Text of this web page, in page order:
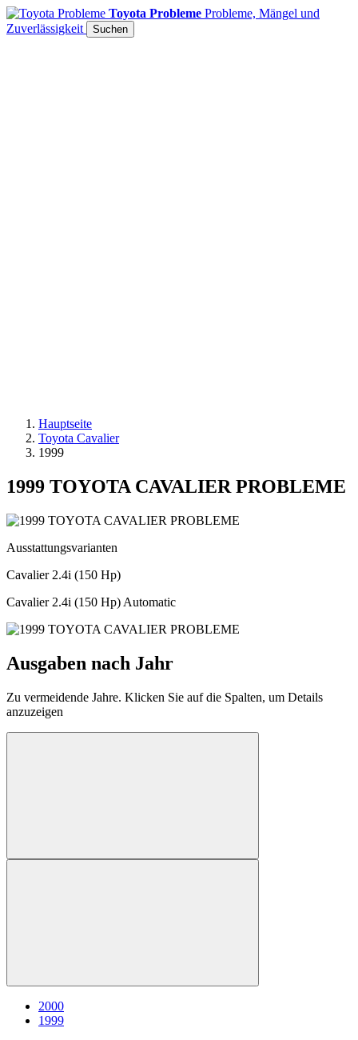
Toyota Probleme Probleme, Mängel und
Zuverlässigkeit
Suchen
Hauptseite
Toyota Cavalier
1999
1999 TOYOTA CAVALIER PROBLEME
Ausstattungsvarianten
Cavalier 2.4i (150 Hp)
Cavalier 2.4i (150 Hp) Automatic
Ausgaben nach Jahr
Zu vermeidende Jahre. Klicken Sie auf die Spalten, um Details
anzuzeigen
2000
1999